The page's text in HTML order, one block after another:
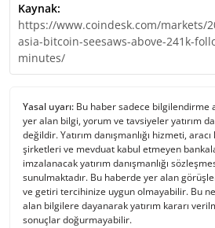
Kaynak:
https://www.coindesk.com/markets/
asia-bitcoin-seesaws-above-241k-
minutes/
Yasal uyarı: Bu haber sadece bilgilendirme
yer alan bilgi, yorum ve tavsiyeler yatırım
değildir. Yatırım danışmanlığı hizmeti,
şirketleri ve mevduat kabul etmeyen
imzalanacak yatırım danışmanlığı
sunulmaktadır. Bu haberde yer alan
ve getiri tercihinize uygun olmayabilir. Bu
alan bilgilere dayanarak yatırım kararı
sonuçlar doğurmayabilir.